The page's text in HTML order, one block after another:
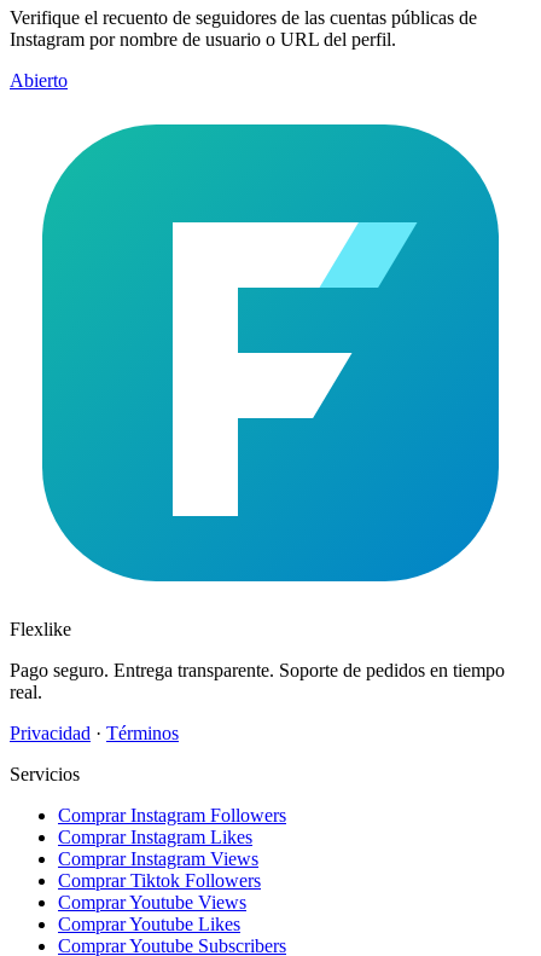
Verifique el recuento de seguidores de las cuentas públicas de
Instagram por nombre de usuario o URL del perfil.
Abierto
Flexlike
Pago seguro. Entrega transparente. Soporte de pedidos en tiempo
real.
Privacidad · Términos
Servicios
Comprar Instagram Followers
Comprar Instagram Likes
Comprar Instagram Views
Comprar Tiktok Followers
Comprar Youtube Views
Comprar Youtube Likes
Comprar Youtube Subscribers